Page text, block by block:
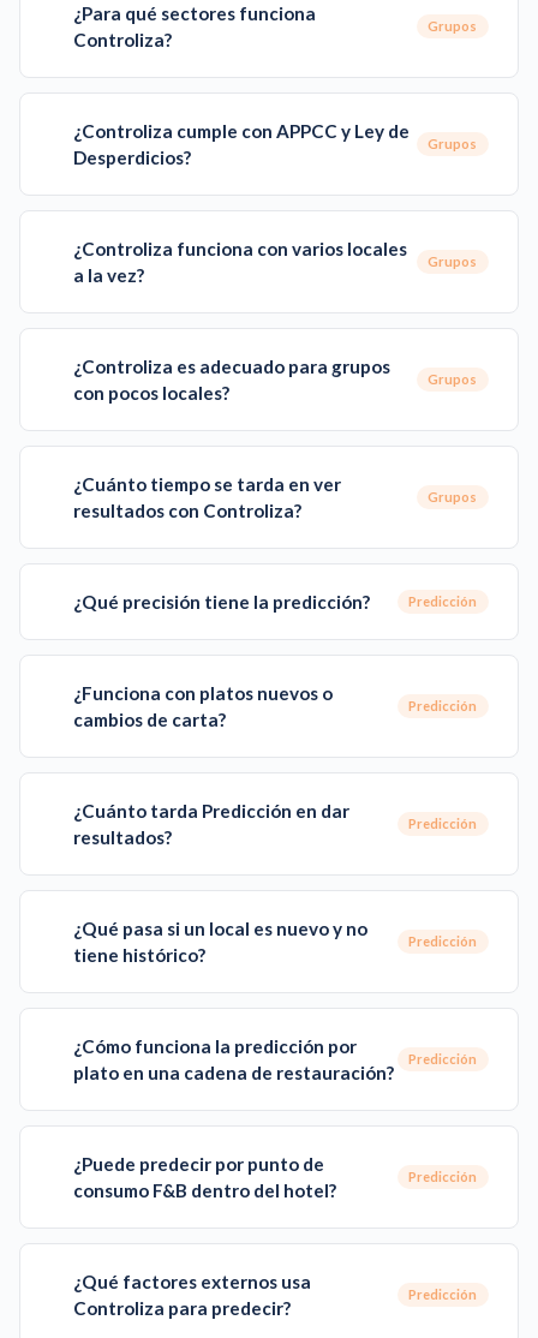
¿Para qué sectores funciona
Controliza?
Grupos
¿Controliza cumple con APPCC y Ley de
Desperdicios?
Grupos
¿Controliza funciona con varios locales
a la vez?
Grupos
¿Controliza es adecuado para grupos
con pocos locales?
Grupos
¿Cuánto tiempo se tarda en ver
resultados con Controliza?
Grupos
¿Qué precisión tiene la predicción? Predicción
¿Funciona con platos nuevos o
cambios de carta?
Predicción
¿Cuánto tarda Predicción en dar
resultados?
Predicción
¿Qué pasa si un local es nuevo y no
tiene histórico?
Predicción
¿Cómo funciona la predicción por
plato en una cadena de restauración?
Predicción
¿Puede predecir por punto de
consumo F&B dentro del hotel?
Predicción
¿Qué factores externos usa
Controliza para predecir?
Predicción